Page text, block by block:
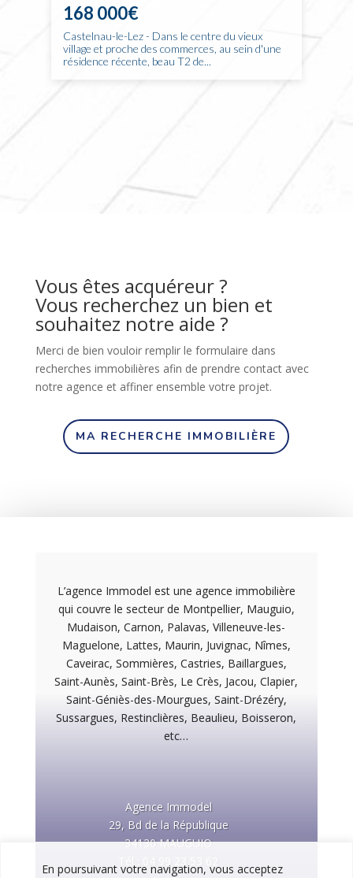
En poursuivant votre navigation, vous acceptez
168 000€
Castelnau-le-Lez - Dans le centre du vieux
village et proche des commerces, au sein d'une
résidence récente, beau T2 de...
Vous êtes acquéreur ?
Vous recherchez un bien et
souhaitez notre aide ?
Merci de bien vouloir remplir le formulaire dans
recherches immobilières afin de prendre contact avec
notre agence et affiner ensemble votre projet.
MA RECHERCHE IMMOBILIÈRE
L’agence Immodel est une agence immobilière
qui couvre le secteur de Montpellier, Mauguio,
Mudaison, Carnon, Palavas, Villeneuve-les-
Maguelone, Lattes, Maurin, Juvignac, Nîmes,
Caveirac, Sommières, Castries, Baillargues,
Saint-Aunès, Saint-Brès, Le Crès, Jacou, Clapier,
Saint-Géniès-des-Mourgues, Saint-Drézéry,
Sussargues, Restinclières, Beaulieu, Boisseron,
etc…
Agence Immodel
29, Bd de la République
34130 MAUGUIO